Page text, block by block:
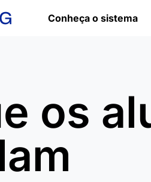
Conheça o sistema
os